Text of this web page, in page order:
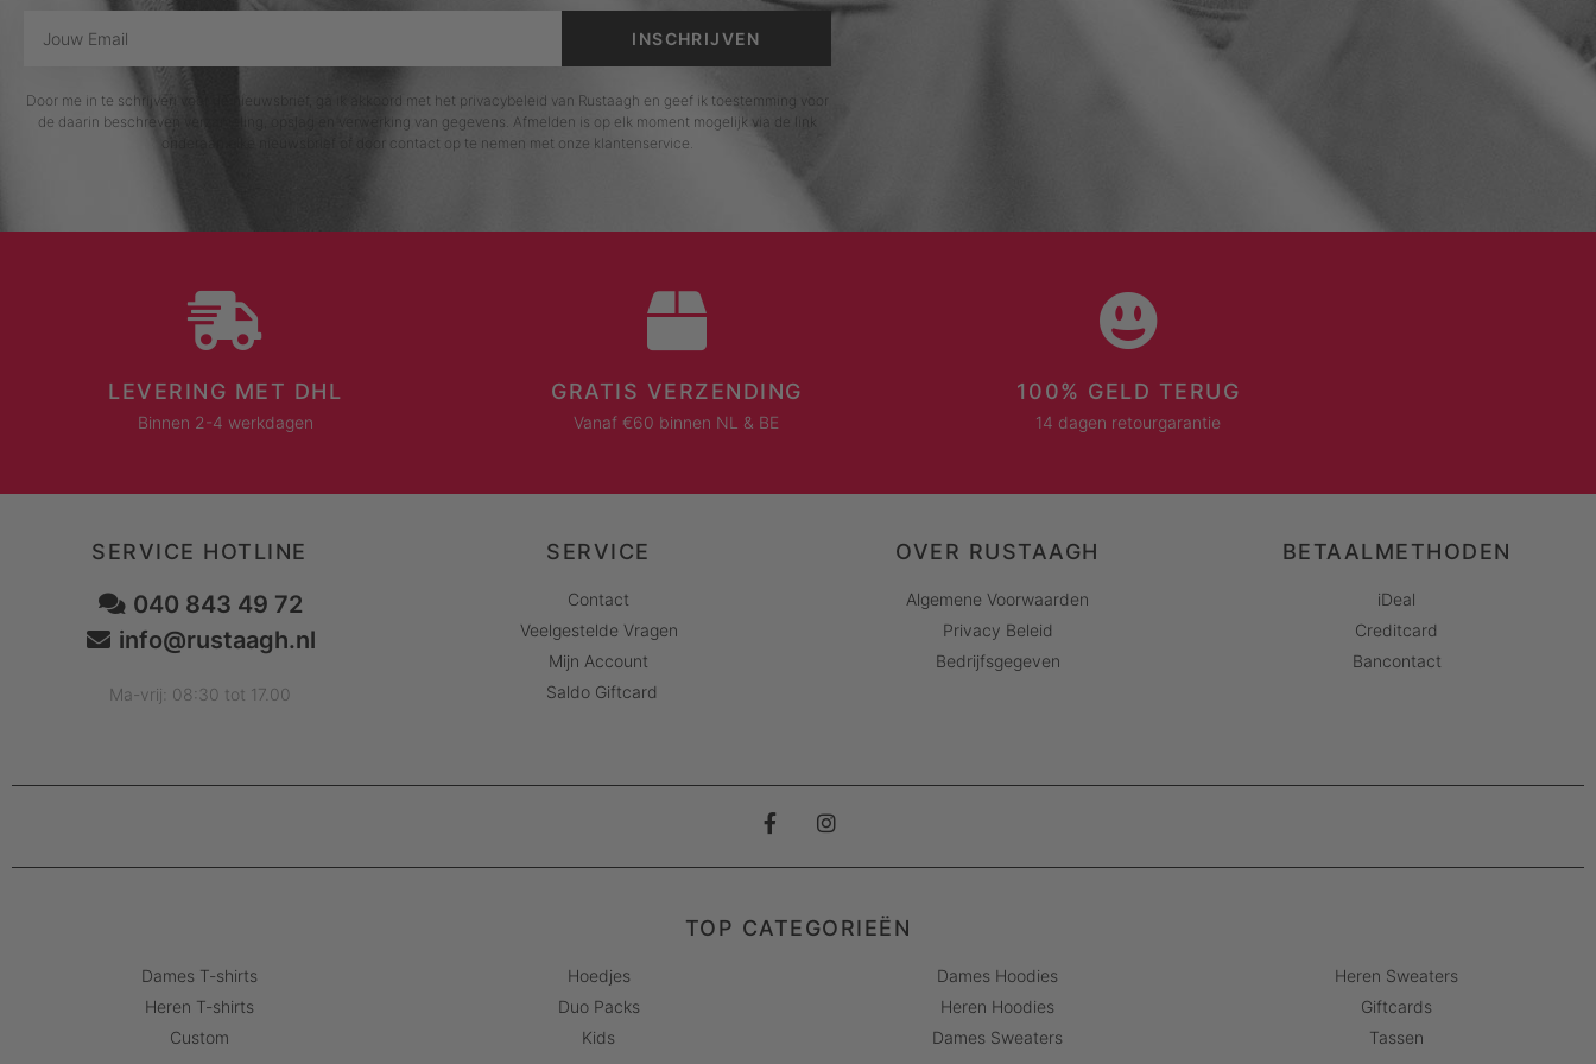
INSCHRIJVEN
Door me in te schrijven voor de nieuwsbrief, ga ik akkoord met het privacybeleid van Rustaagh en geef ik toestemming voor
de daarin beschreven verzameling, opslag en verwerking van gegevens. Afmelden is op elk moment mogelijk via de link
onderaan elke nieuwsbrief of door contact op te nemen met onze klantenservice.
LEVERING MET DHL
Binnen 2-4 werkdagen
GRATIS VERZENDING
Vanaf €60 binnen NL & BE
100% GELD TERUG
14 dagen retourgarantie
SERVICE HOTLINE
040 843 49 72
info@rustaagh.nl
Ma-vrij: 08:30 tot 17.00
SERVICE
Contact
Veelgestelde Vragen
Mijn Account
Saldo Giftcard
OVER RUSTAAGH
Algemene Voorwaarden
Privacy Beleid
Bedrijfsgegeven
BETAALMETHODEN
iDeal
Creditcard
Bancontact
TOP CATEGORIEËN
Dames T-shirts
Heren T-shirts
Custom
Hoedjes
Duo Packs
Kids
Dames Hoodies
Heren Hoodies
Dames Sweaters
Heren Sweaters
Giftcards
Tassen